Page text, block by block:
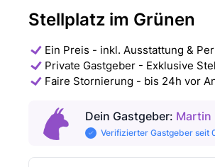
Stellplatz im Grünen
Ein Preis - inkl. Ausstattung &
Private Gastgeber - Exklusive
Faire Stornierung - bis 24h vor
Dein Gastgeber: Martin
Verifizierter Gastgeber seit